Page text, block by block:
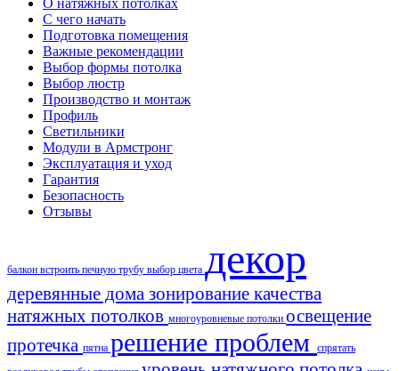
О натяжных потолках
С чего начать
Подготовка помещения
Важные рекомендации
Выбор формы потолка
Выбор люстр
Производство и монтаж
Профиль
Светильники
Модули в Армстронг
Эксплуатация и уход
Гарантия
Безопасность
Отзывы
балкон встроить печную трубу выбор цвета декор
деревянные дома зонирование качества
натяжных потолков многоуровневые потолки освещение
протечка пятна решение проблем спрятать